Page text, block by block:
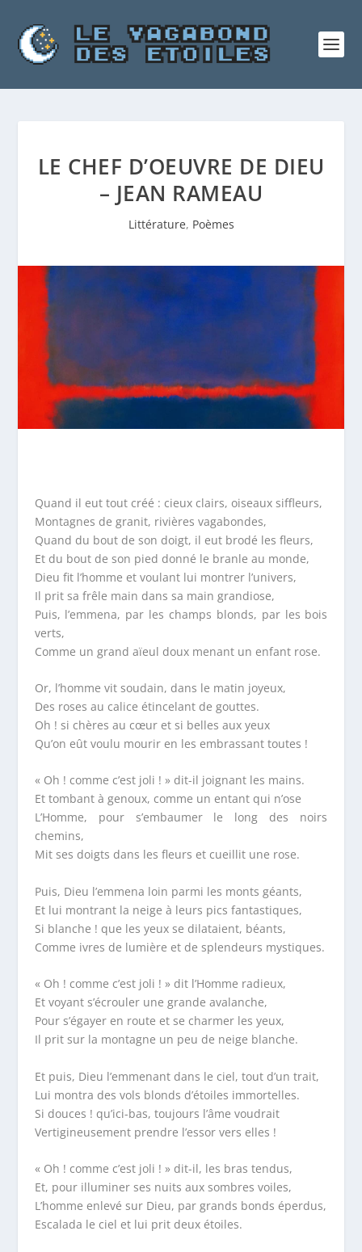
LE CHEF D’OEUVRE DE DIEU
– JEAN RAMEAU
Littérature, Poèmes
Quand il eut tout créé : cieux clairs, oiseaux siffleurs,
Montagnes de granit, rivières vagabondes,
Quand du bout de son doigt, il eut brodé les fleurs,
Et du bout de son pied donné le branle au monde,
Dieu fit l’homme et voulant lui montrer l’univers,
Il prit sa frêle main dans sa main grandiose,
Puis, l’emmena, par les champs blonds, par les bois
verts,
Comme un grand aïeul doux menant un enfant rose.
Or, l’homme vit soudain, dans le matin joyeux,
Des roses au calice étincelant de gouttes.
Oh ! si chères au cœur et si belles aux yeux
Qu’on eût voulu mourir en les embrassant toutes !
« Oh ! comme c’est joli ! » dit-il joignant les mains.
Et tombant à genoux, comme un entant qui n’ose
L’Homme, pour s’embaumer le long des noirs
chemins,
Mit ses doigts dans les fleurs et cueillit une rose.
Puis, Dieu l’emmena loin parmi les monts géants,
Et lui montrant la neige à leurs pics fantastiques,
Si blanche ! que les yeux se dilataient, béants,
Comme ivres de lumière et de splendeurs mystiques.
« Oh ! comme c’est joli ! » dit l’Homme radieux,
Et voyant s’écrouler une grande avalanche,
Pour s’égayer en route et se charmer les yeux,
Il prit sur la montagne un peu de neige blanche.
Et puis, Dieu l’emmenant dans le ciel, tout d’un trait,
Lui montra des vols blonds d’étoiles immortelles.
Si douces ! qu’ici-bas, toujours l’âme voudrait
Vertigineusement prendre l’essor vers elles !
« Oh ! comme c’est joli ! » dit-il, les bras tendus,
Et, pour illuminer ses nuits aux sombres voiles,
L’homme enlevé sur Dieu, par grands bonds éperdus,
Escalada le ciel et lui prit deux étoiles.